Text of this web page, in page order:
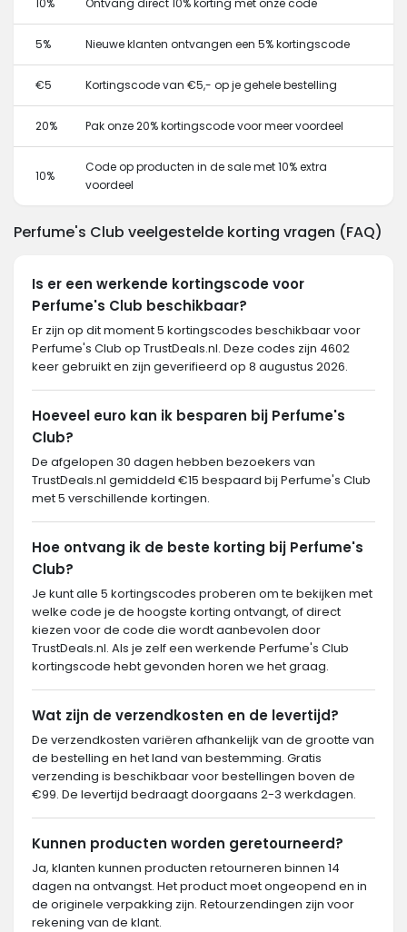
10% Ontvang direct 10% korting met onze code
5% Nieuwe klanten ontvangen een 5% kortingscode
€5 Kortingscode van €5,- op je gehele bestelling
20% Pak onze 20% kortingscode voor meer voordeel
10%
Code op producten in de sale met 10% extra
voordeel
Perfume's Club veelgestelde korting vragen (FAQ)
Is er een werkende kortingscode voor
Perfume's Club beschikbaar?
Er zijn op dit moment 5 kortingscodes beschikbaar voor
Perfume's Club op TrustDeals.nl. Deze codes zijn 4602
keer gebruikt en zijn geverifieerd op 8 augustus 2026.
Hoeveel euro kan ik besparen bij Perfume's
Club?
De afgelopen 30 dagen hebben bezoekers van
TrustDeals.nl gemiddeld €15 bespaard bij Perfume's Club
met 5 verschillende kortingen.
Hoe ontvang ik de beste korting bij Perfume's
Club?
Je kunt alle 5 kortingscodes proberen om te bekijken met
welke code je de hoogste korting ontvangt, of direct
kiezen voor de code die wordt aanbevolen door
TrustDeals.nl. Als je zelf een werkende Perfume's Club
kortingscode hebt gevonden horen we het graag.
Wat zijn de verzendkosten en de levertijd?
De verzendkosten variëren afhankelijk van de grootte van
de bestelling en het land van bestemming. Gratis
verzending is beschikbaar voor bestellingen boven de
€99. De levertijd bedraagt doorgaans 2-3 werkdagen.
Kunnen producten worden geretourneerd?
Ja, klanten kunnen producten retourneren binnen 14
dagen na ontvangst. Het product moet ongeopend en in
de originele verpakking zijn. Retourzendingen zijn voor
rekening van de klant.